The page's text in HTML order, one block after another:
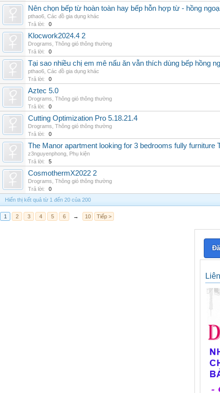
Nên chọn bếp từ hoàn toàn hay bếp hỗn hợp từ - hồng
pthao6 Các đồ gia dụng khác
Trả lời:
0
Klocwork2024.4 2
Drograms Thông gió thông thường
Trả lời:
0
Tại sao nhiều chị em mê nấu ăn vẫn thích dùng bếp hồng
pthao6 Các đồ gia dụng khác
Trả lời:
0
Aztec 5.0
Drograms Thông gió thông thường
Trả lời:
0
Cutting Optimization Pro 5.18.21.4
Drograms Thông gió thông thường
Trả lời:
0
The Manor apartment looking for 3 bedrooms fully furniture
z3nguyenphong Phụ kiện
Trả lời:
5
CosmothermX2022 2
Drograms Thông gió thông thường
Trả lời:
0
Hiển thị kết quả từ 1 đến 20 của 200
1 2 3 4 5 6 → 10 Tiếp >